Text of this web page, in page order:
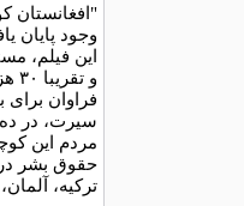
"افغانستان
وجود پایان
این فیلم،
و
فراوان
سیرت، در
مردم این
حقوق بشر در
ترکیه،